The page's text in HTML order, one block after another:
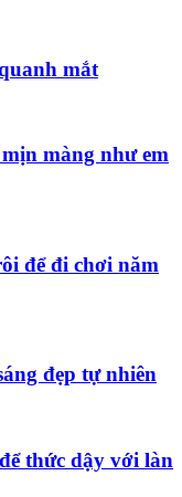
mắt
màng như em
để đi chơi năm
đẹp tự nhiên
thức dậy với làn